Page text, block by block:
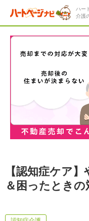
ハー
介護
【認知症ケア
＆困ったときの